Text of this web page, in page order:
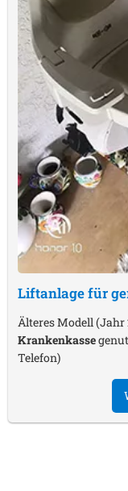
Liftanlage für
Älteres Modell (Jahr
Krankenkasse
Telefon)